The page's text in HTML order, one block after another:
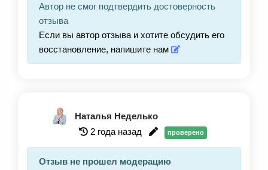
Автор не смог подтвердить достоверность
отзыва
Если вы автор отзыва и хотите обсудить его
восстановление, напишите нам
Наталья Неделько
2 года назад
проверено
Отзыв не прошел модерацию